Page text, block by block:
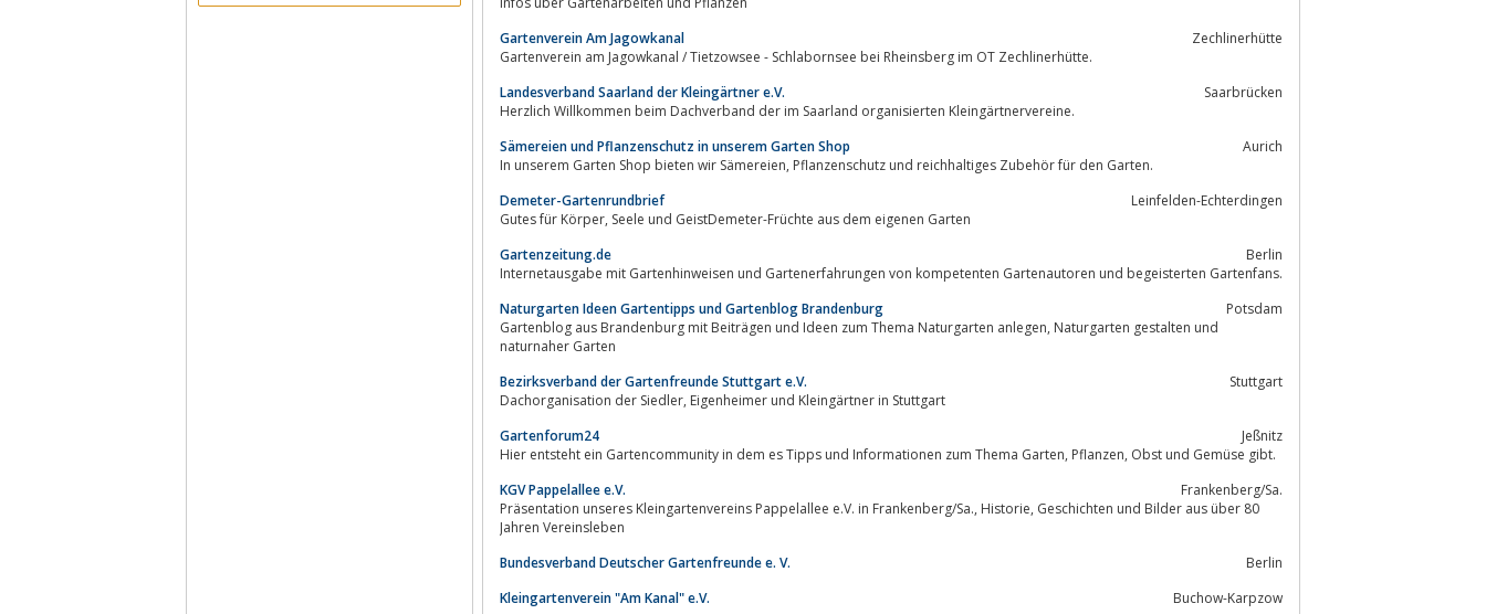
Gartenverein Am Jagowkanal
Zechlinerhütte
Gartenverein am Jagowkanal / Tietzowsee - Schlabornsee bei Rheinsberg im OT Zechlinerhütte.
Landesverband Saarland der Kleingärtner e.V.
Saarbrücken
Herzlich Willkommen beim Dachverband der im Saarland organisierten Kleingärtnervereine.
Sämereien und Pflanzenschutz in unserem Garten Shop
Aurich
In unserem Garten Shop bieten wir Sämereien, Pflanzenschutz und reichhaltiges Zubehör für den Garten.
Demeter-Gartenrundbrief
Leinfelden-Echterdingen
Gutes für Körper, Seele und GeistDemeter-Früchte aus dem eigenen Garten
Gartenzeitung.de
Berlin
Internetausgabe mit Gartenhinweisen und Gartenerfahrungen von kompetenten Gartenautoren und begeisterten Gartenfans.
Naturgarten Ideen Gartentipps und Gartenblog Brandenburg
Potsdam
Gartenblog aus Brandenburg mit Beiträgen und Ideen zum Thema Naturgarten anlegen, Naturgarten gestalten und
naturnaher Garten
Bezirksverband der Gartenfreunde Stuttgart e.V.
Stuttgart
Dachorganisation der Siedler, Eigenheimer und Kleingärtner in Stuttgart
Gartenforum24
Jeßnitz
Hier entsteht ein Gartencommunity in dem es Tipps und Informationen zum Thema Garten, Pflanzen, Obst und Gemüse gibt.
KGV Pappelallee e.V.
Frankenberg/Sa.
Präsentation unseres Kleingartenvereins Pappelallee e.V. in Frankenberg/Sa., Historie, Geschichten und Bilder aus über 80
Jahren Vereinsleben
Bundesverband Deutscher Gartenfreunde e. V.
Berlin
Kleingartenverein "Am Kanal" e.V.
Buchow-Karpzow